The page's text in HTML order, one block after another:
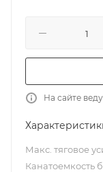
На сайте
Макс. тяговое
Канатоемкость